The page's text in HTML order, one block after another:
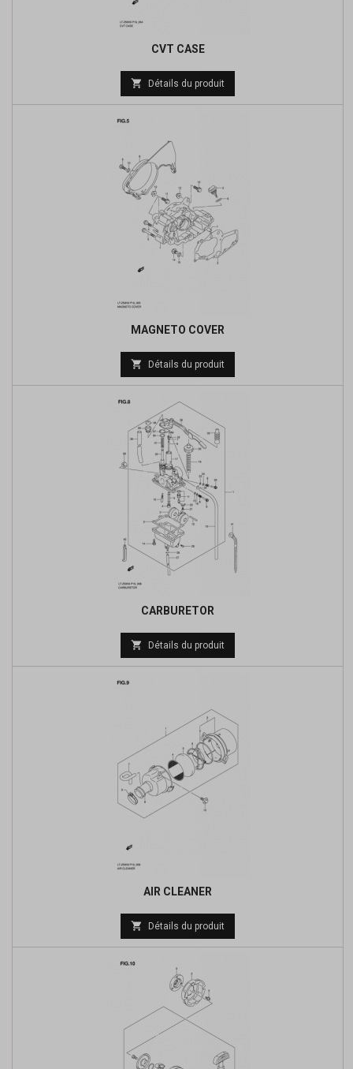
CVT CASE
Prix
de
 Détails du produit
MAGNETO COVER
Prix
de
base
 Détails du produit
CARBURETOR
Prix
de
 Détails du produit
AIR CLEANER
Prix
de
 Détails du produit